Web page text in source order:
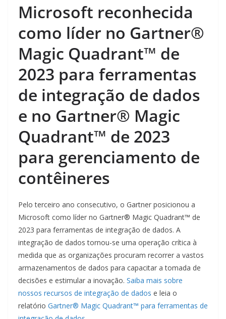
Microsoft reconhecida
como líder no Gartner®
Magic Quadrant™ de
2023 para ferramentas
de integração de dados
e no Gartner® Magic
Quadrant™ de 2023
para gerenciamento de
contêineres
Pelo terceiro ano consecutivo, o Gartner posicionou a
Microsoft como líder no Gartner® Magic Quadrant™ de
2023 para ferramentas de integração de dados. A
integração de dados tornou-se uma operação crítica à
medida que as organizações procuram recorrer a vastos
armazenamentos de dados para capacitar a tomada de
decisões e estimular a inovação. Saiba mais sobre
nossos recursos de integração de dados e leia o
relatório Gartner® Magic Quadrant™ para ferramentas de